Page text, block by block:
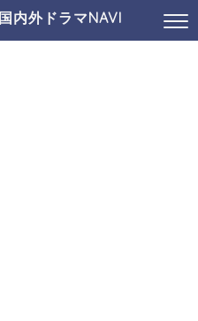
内外ドラマNAVI